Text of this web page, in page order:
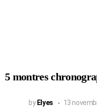
5 montres
by Elyes 13